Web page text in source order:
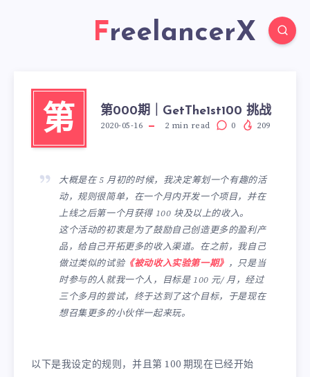
FreelancerX
第 第000期｜GetThe1st100 挑战
2020-05-16 2 min read 0 209
大概是在 5 月初的时候，我决定筹划一个有趣的活
动，规则很简单，在一个月内开发一个项目，并在
上线之后第一个月获得 100 块及以上的收入。
这个活动的初衷是为了鼓励自己创造更多的盈利产
品，给自己开拓更多的收入渠道。在之前，我自己
做过类似的试验《被动收入实验第一期》 ，只是当
时参与的人就我一个人，目标是 100 元/ 月，经过
三个多月的尝试，终于达到了这个目标，于是现在
想召集更多的小伙伴一起来玩。
以下是我设定的规则，并且第 100 期现在已经开始